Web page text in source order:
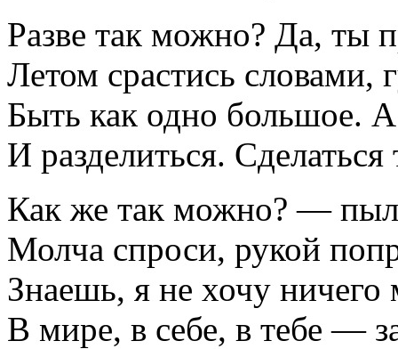
Разве так можно? Да, ты
Летом срастись словами,
Быть как одно большое. А
И разделиться.
Как же так можно? —
Молча спроси, рукой
Знаешь, я не хочу ничего
В мире, в себе, в тебе —